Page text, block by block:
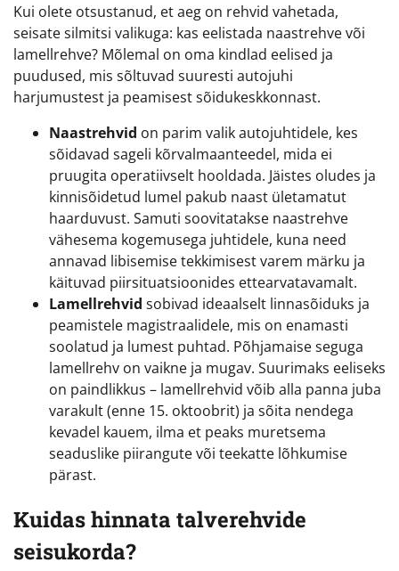
Kui olete otsustanud, et aeg on rehvid vahetada,
seisate silmitsi valikuga: kas eelistada naastrehve või
lamellrehve? Mõlemal on oma kindlad eelised ja
puudused, mis sõltuvad suuresti autojuhi
harjumustest ja peamisest sõidukeskkonnast.
Naastrehvid on parim valik autojuhtidele, kes
sõidavad sageli kõrvalmaanteedel, mida ei
pruugita operatiivselt hooldada. Jäistes oludes ja
kinnisõidetud lumel pakub naast ületamatut
haarduvust. Samuti soovitatakse naastrehve
vähesema kogemusega juhtidele, kuna need
annavad libisemise tekkimisest varem märku ja
käituvad piirsituatsioonides ettearvatavamalt.
Lamellrehvid sobivad ideaalselt linnasõiduks ja
peamistele magistraalidele, mis on enamasti
soolatud ja lumest puhtad. Põhjamaise seguga
lamellrehv on vaikne ja mugav. Suurimaks eeliseks
on paindlikkus – lamellrehvid võib alla panna juba
varakult (enne 15. oktoobrit) ja sõita nendega
kevadel kauem, ilma et peaks muretsema
seaduslike piirangute või teekatte lõhkumise
pärast.
Kuidas hinnata talverehvide
seisukorda?